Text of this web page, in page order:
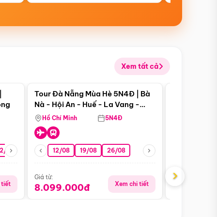
Xem tất cả
08 26/08 05/09 09/09 12/09
tiết
Điểm nổi bật
Tour Đà Nẵng Mùa Hè 5N4Đ | Bà
Nà - Hội An - Huế - La Vang -
Động Thiên Đường
Hồ Chí Minh 5N4Đ
12/08 19/08 26/08
Giá từ:
8.099.000đ Xem chi tiết
Giá từ:
›